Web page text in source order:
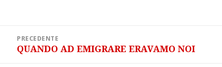
articoliPRECEDENTE
Articolo
QUANDO AD EMIGRARE ERAVAMO NOI